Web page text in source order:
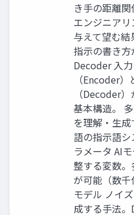
き手の距離
エンジニア
与えて望む結
指示の書き
Decoder 入
（Encoder
（Decoder
基本構造。
を理解・生
語の指示語
ラメータ AI
整する変数
が可能（数
モデル ノイ
成する手法